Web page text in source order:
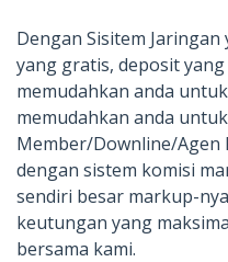
Dengan Sisitem
yang gratis, deposit
memudahkan anda
memudahkan anda
Member/Downline/Agen
dengan sistem komisi
sendiri besar markup-
keutungan yang
bersama kami.